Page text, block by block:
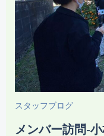
スタッフブログ
メンバー訪問-